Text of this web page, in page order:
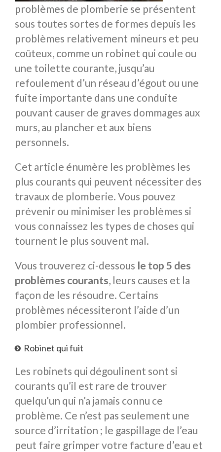
problèmes de plomberie se présentent
sous toutes sortes de formes depuis les
problèmes relativement mineurs et peu
coûteux, comme un robinet qui coule ou
une toilette courante, jusqu’au
refoulement d’un réseau d’égout ou une
fuite importante dans une conduite
pouvant causer de graves dommages aux
murs, au plancher et aux biens
personnels.
Cet article énumère les problèmes les
plus courants qui peuvent nécessiter des
travaux de plomberie. Vous pouvez
prévenir ou minimiser les problèmes si
vous connaissez les types de choses qui
tournent le plus souvent mal.
Vous trouverez ci-dessous le top 5 des
problèmes courants, leurs causes et la
façon de les résoudre. Certains
problèmes nécessiteront l’aide d’un
plombier professionnel.
Robinet qui fuit
Les robinets qui dégoulinent sont si
courants qu’il est rare de trouver
quelqu’un qui n’a jamais connu ce
problème. Ce n’est pas seulement une
source d’irritation ; le gaspillage de l’eau
peut faire grimper votre facture d’eau et